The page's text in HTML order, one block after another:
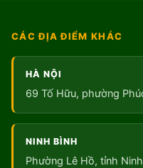
CÁC ĐỊA ĐIỂM KHÁC
HÀ NỘI
69 Tố Hữu, phường
NINH BÌNH
Phường Lê Hồ, tỉnh